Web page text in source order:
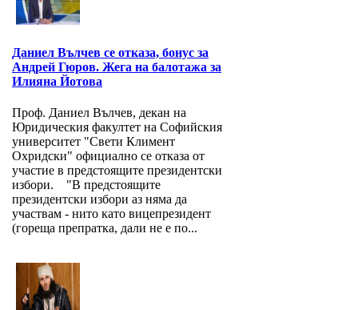
Даниел Вълчев се отказа, бонус за
Андрей Гюров. Жега на балотажа за
Илияна Йотова
Проф. Даниел Вълчев, декан на
Юридическия факултет на Софийския
университет "Свети Климент
Охридски" официално се отказа от
участие в предстоящите президентски
избори. "В предстоящите
президентски избори аз няма да
участвам - нито като вицепрезидент
(гореща препратка, дали не е по...